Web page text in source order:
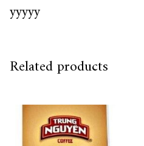
yyyyy
Related products